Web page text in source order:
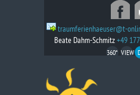
traumferienhaeuser@t-
Beate Dahm-Schmitz+49
360* VIEW